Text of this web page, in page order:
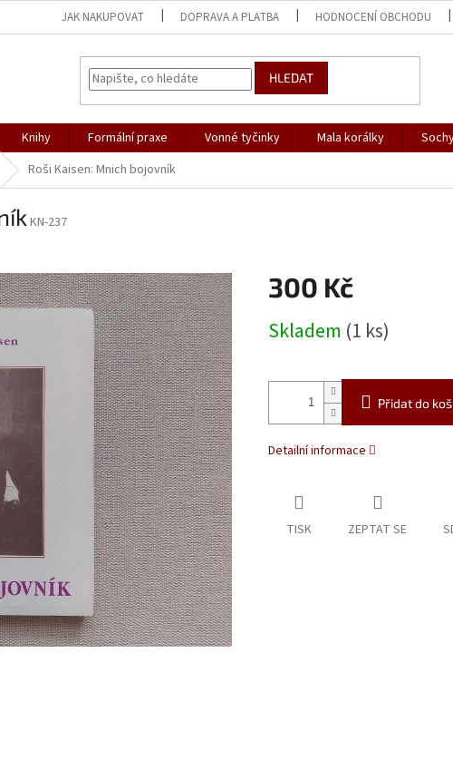
JAK NAKUPOVAT DOPRAVA A PLATBA HODNOCENÍ OBCHODU
HLEDAT
Knihy Formální praxe Vonné tyčinky Mala korálky
Roši Kaisen: Mnich bojovník
KN-237
300 Kč
cena:
Skladem (1 ks)
Přidat do
Detailní informace
TISK ZEPTAT SE